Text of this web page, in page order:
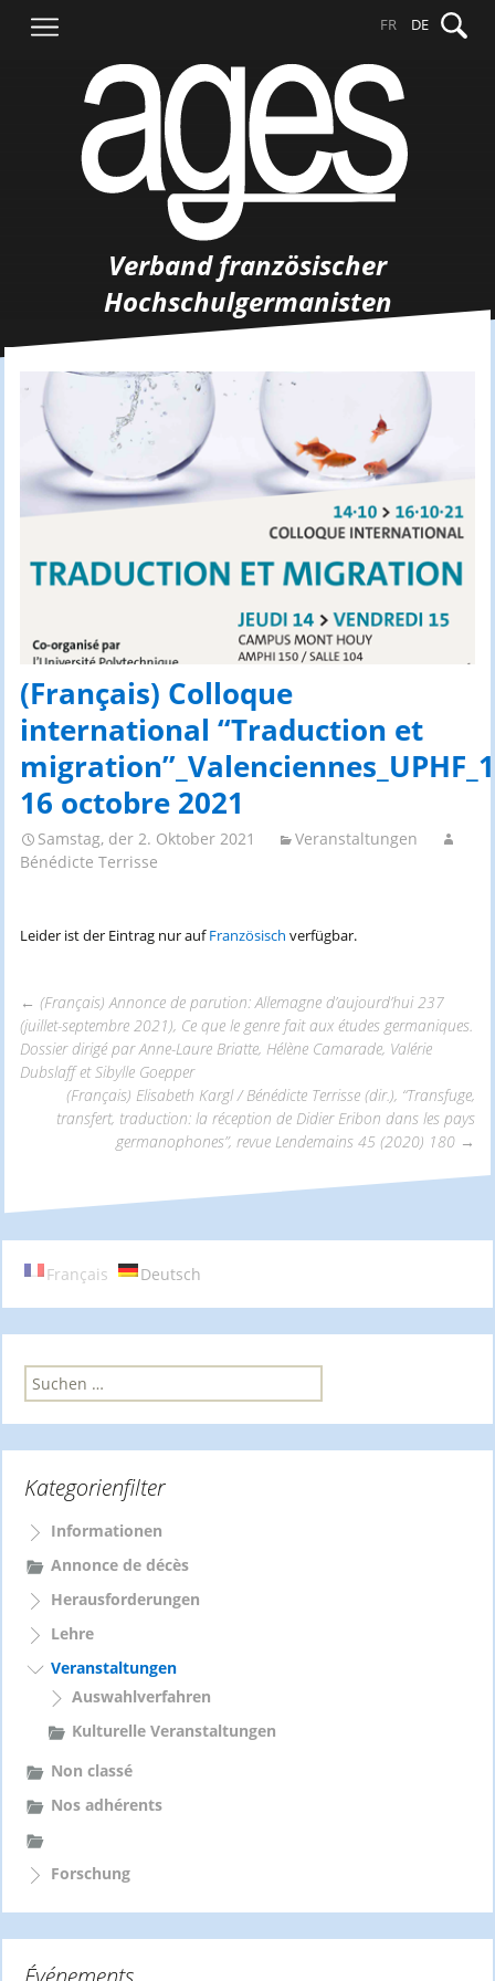
Inhalt
nach:
FR DE
Verband französischer
Hochschulgermanisten
(Français) Colloque
international “Traduction et
16 octobre 2021
Samstag, der 2. Oktober 2021
Veranstaltungen
Bénédicte Terrisse
Leider ist der Eintrag nur aufFranzösisch verfügbar.
Beitrags-
Navigation
← (Français) Annonce de parution: Allemagne d’aujourd’hui 237
(juillet-septembre 2021), Ce que le genre fait aux études germaniques.
Dossier dirigé par Anne-Laure Briatte, Hélène Camarade, Valérie
Dubslaff et Sibylle Goepper
(Français) Elisabeth Kargl / Bénédicte Terrisse (dir.), “Transfuge,
transfert, traduction: la réception de Didier Eribon dans les pays
germanophones”, revue Lendemains 45 (2020) 180 →
Français Deutsch
S
u
n
a
h
Kategorienfilter
Informationen
Annonce de décès
Herausforderungen
Lehre
Veranstaltungen
Auswahlverfahren
Kulturelle Veranstaltungen
Non classé
Nos adhérents
Forschung